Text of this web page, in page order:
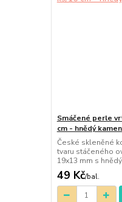
Smáčené perle
cm - hnědý
České skleněné
tvaru stáčeného
19x13 mm s
49 Kč/bal.